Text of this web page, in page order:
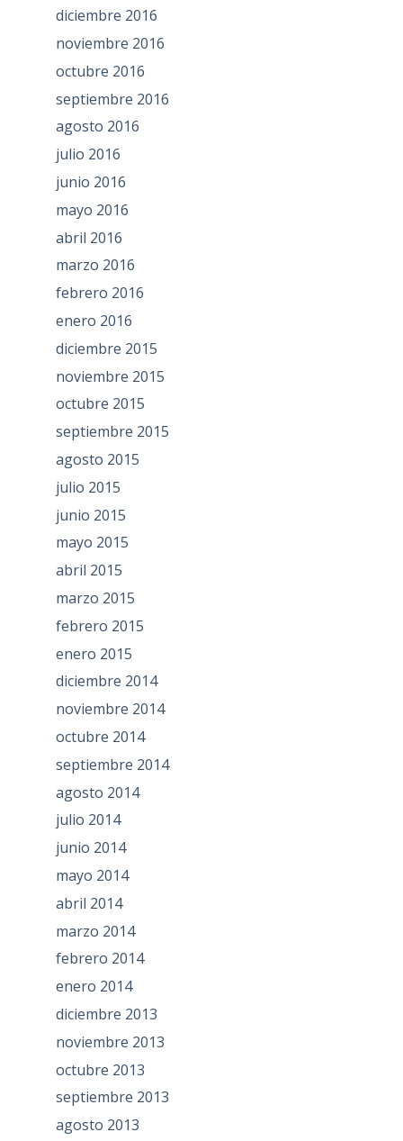
diciembre 2016
noviembre 2016
octubre 2016
septiembre 2016
agosto 2016
julio 2016
junio 2016
mayo 2016
abril 2016
marzo 2016
febrero 2016
enero 2016
diciembre 2015
noviembre 2015
octubre 2015
septiembre 2015
agosto 2015
julio 2015
junio 2015
mayo 2015
abril 2015
marzo 2015
febrero 2015
enero 2015
diciembre 2014
noviembre 2014
octubre 2014
septiembre 2014
agosto 2014
julio 2014
junio 2014
mayo 2014
abril 2014
marzo 2014
febrero 2014
enero 2014
diciembre 2013
noviembre 2013
octubre 2013
septiembre 2013
agosto 2013